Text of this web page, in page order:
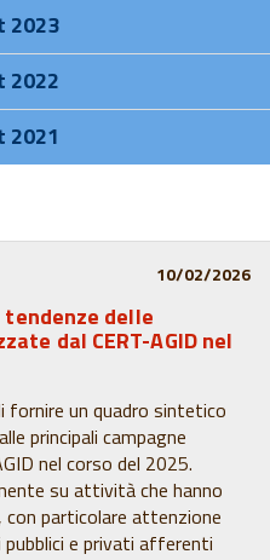
2023
2022
2021
10/02/2026
delle
dal CERT-AGID nel
fornire un quadro sintetico
principali campagne
nel corso del 2025.
su attività che hanno
particolare attenzione
e privati afferenti